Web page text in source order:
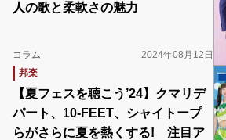
人の歌と柔軟さの魅力
コラム
2024年08月12日
邦楽
【夏フェスを聴こう’24】クマリデ
パート、10-FEET、シャイトープ
らがさらに夏を熱くする! 注目ア